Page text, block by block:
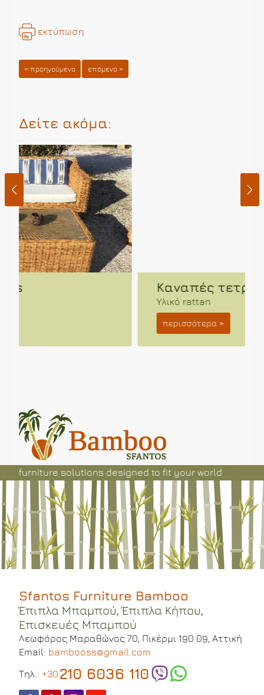
εκτύπωση
« προηγούμενο επόμενο »
Δείτε ακόμα:
Καναπές τετράγωνος
furniture solutions designed to fit your world
Sfantos Furniture Bamboo
Έπιπλα Μπαμπού, Έπιπλα Κήπου,
Επισκευές Μπαμπού
Λεωφόρος Μαραθώνος 70, Πικέρμι 190 09, Αττική
Email: bambooss@gmail.com
Tηλ.: +30 210 6036 110